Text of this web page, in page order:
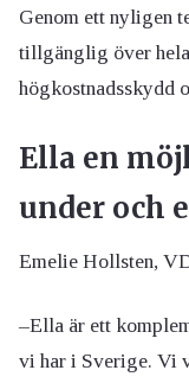
Genom ett nyligen
tillgänglig över
högkostnadsskydd
Ella en
under och
Emelie Hollsten,
–Ella är ett
vi har i Sverige. Vi